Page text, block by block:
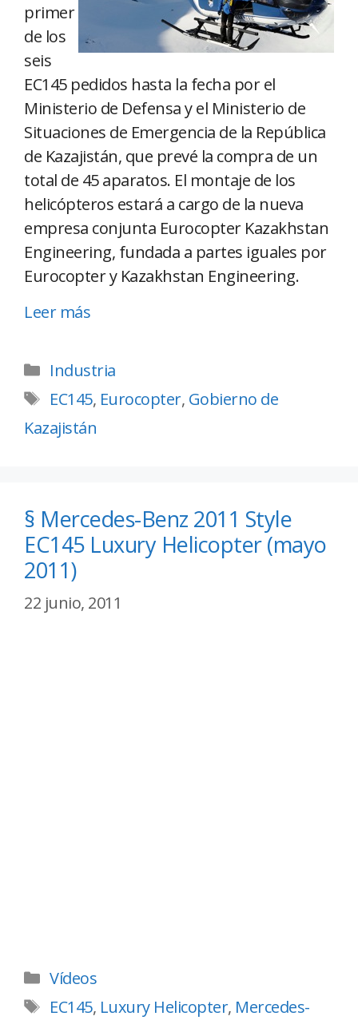
primer
de los
seis
EC145 pedidos hasta la fecha por el
Ministerio de Defensa y el Ministerio de
Situaciones de Emergencia de la República
de Kazajistán, que prevé la compra de un
total de 45 aparatos. El montaje de los
helicópteros estará a cargo de la nueva
empresa conjunta Eurocopter Kazakhstan
Engineering, fundada a partes iguales por
Eurocopter y Kazakhstan Engineering.
Leer más
Industria
EC145, Eurocopter, Gobierno de
Kazajistán
§ Mercedes-Benz 2011 Style
EC145 Luxury Helicopter (mayo
2011)
22 junio, 2011
Vídeos
EC145, Luxury Helicopter, Mercedes-